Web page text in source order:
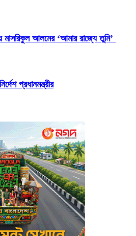
মাসরিকুল আলমের ‘আমার রাজ্যে তুমি’
প্রধানমন্ত্রীর